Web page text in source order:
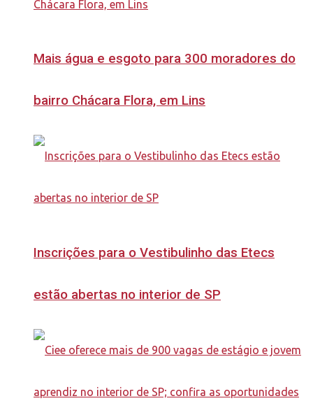
Mais água e esgoto para 300 moradores do
bairro Chácara Flora, em Lins
Inscrições para o Vestibulinho das Etecs
estão abertas no interior de SP